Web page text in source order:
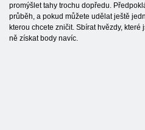
promýšlet tahy trochu dopředu.
průběh, a pokud můžete udělat ještě
kterou chcete zničit. Sbírat hvězdy,
ně získat body navíc.